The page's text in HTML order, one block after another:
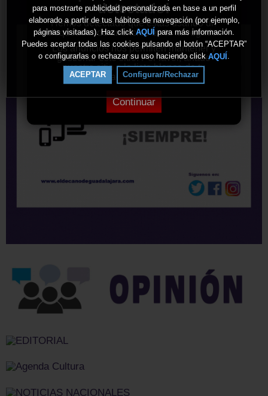
detectado!
Hemos detectado que estás usando un
bloqueador de anuncios en tu navegador.
Los anuncios nos permiten mantener y
gestionar este sitio. Por favor, añade
nuestro sitio a la lista blanca de tu
bloqueador de anuncios.
Continuar
para mostrarte publicidad personalizada en base a un perfil
elaborado a partir de tus hábitos de navegación (por ejemplo,
páginas visitadas). Haz click AQUÍ para más información.
Puedes aceptar todas las cookies pulsando el botón “ACEPTAR”
o configurarlas o rechazar su uso haciendo click AQUÍ
ACEPTAR Configurar/Rechazar